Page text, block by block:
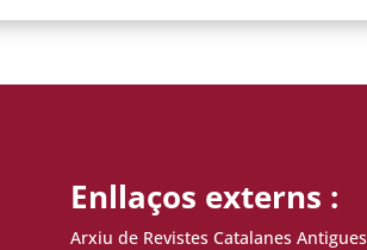
Enllaços externs :
Arxiu de Revistes Catalanes Antigues